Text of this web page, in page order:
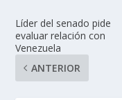
Líder del senado pide
evaluar relación con
Venezuela
ANTERIOR